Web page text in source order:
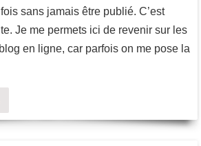
sans jamais être publié. C’est
Je me permets ici de revenir sur les
en ligne, car parfois on me pose la